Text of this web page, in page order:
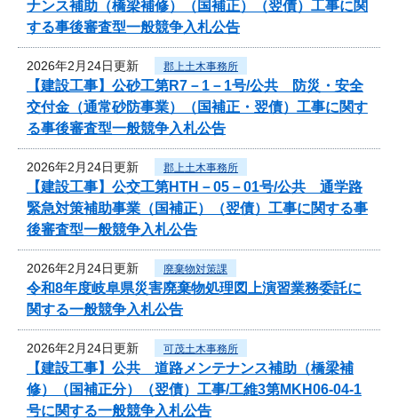
ナンス補助（橋梁補修）（国補正）（翌債）工事に関
する事後審査型一般競争入札公告
2026年2月24日更新 郡上土木事務所
【建設工事】公砂工第R7－1－1号/公共 防災・安全
交付金（通常砂防事業）（国補正・翌債）工事に関す
る事後審査型一般競争入札公告
2026年2月24日更新 郡上土木事務所
【建設工事】公交工第HTH－05－01号/公共 通学路
緊急対策補助事業（国補正）（翌債）工事に関する事
後審査型一般競争入札公告
2026年2月24日更新 廃棄物対策課
令和8年度岐阜県災害廃棄物処理図上演習業務委託に
関する一般競争入札公告
2026年2月24日更新 可茂土木事務所
【建設工事】公共 道路メンテナンス補助（橋梁補
修）（国補正分）（翌債）工事/工維3第MKH06-04-1
号に関する一般競争入札公告